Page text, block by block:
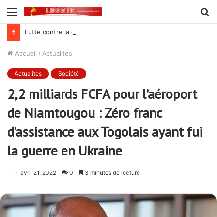
Menu
Accueil / Actualites
Actualites Société
2,2 milliards FCFA pour l’aéroport
de Niamtougou : Zéro franc
d’assistance aux Togolais ayant fui
la guerre en Ukraine
avril 21, 2022 0 3 minutes de lecture